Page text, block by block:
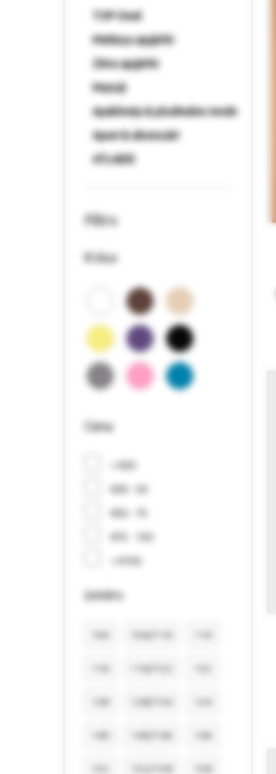
TOP-Deal
Meiteņu apģērbi
Zēnu apģērbi
Mazuļi
Apakšveļa & pludmales mode
Apavi & aksesuāri
ATLAIDE
Filtrs
Krāsa
Cena
< €30
€30 - 50
€50 - 75
€75 - 150
> €150
izmērs